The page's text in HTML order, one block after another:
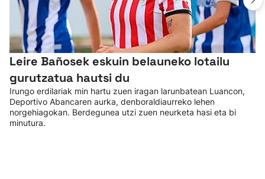
Leire Bañosek eskuin belauneko lotailu
gurutzatua hautsi du
Irungo erdilariak min hartu zuen iragan larunbatean Luancon,
Deportivo Abancaren aurka, denboraldiaurreko lehen
norgehiagokan. Berdegunea utzi zuen neurketa hasi eta bi
minutura.